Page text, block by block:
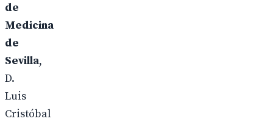
de
Medicina
de
Sevilla,
D.
Luis
Cristóbal